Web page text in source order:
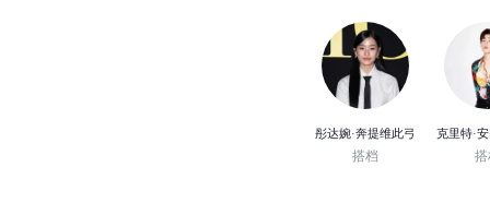
彤达婉·奔提维此弓
搭档